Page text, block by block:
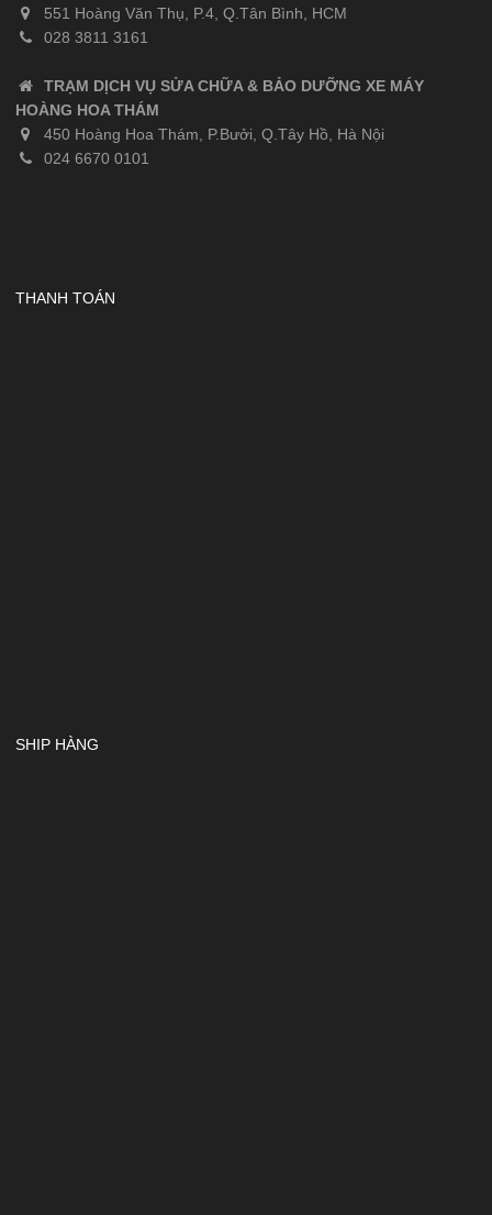
551 Hoàng Văn Thụ, P.4, Q.Tân Bình, HCM
028 3811 3161
TRẠM DỊCH VỤ SỬA CHỮA & BẢO DƯỠNG XE MÁY
HOÀNG HOA THÁM
450 Hoàng Hoa Thám, P.Bưởi, Q.Tây Hồ, Hà Nội
024 6670 0101
THANH TOÁN
SHIP HÀNG